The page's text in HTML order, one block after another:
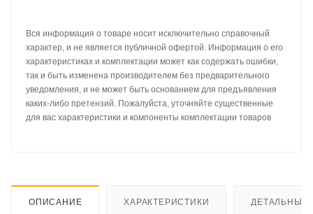
Вся информация о товаре носит исключительно справочный
характер, и не является публичной офертой. Информация о его
характеристиках и комплектации может как содержать ошибки,
так и быть изменена производителем без предварительного
уведомления, и не может быть основанием для предъявления
каких-либо претензий. Пожалуйста, уточняйте существенные
для вас характеристики и компоненты комплектации товаров
ОПИСАНИЕ ХАРАКТЕРИСТИКИ ДЕТАЛЬНЫЕ